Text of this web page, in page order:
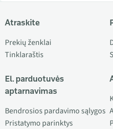
Atraskite
Prekių ženklai
Tinklaraštis
El. parduotuvės
aptarnavimas
Bendrosios pardavimo sąlygos
Pristatymo parinktys